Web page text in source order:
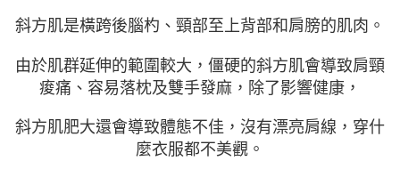
斜方肌是橫跨後腦杓、頸部至上背部和肩膀的肌肉。
由於肌群延伸的範圍較大，僵硬的斜方肌會導致肩頸
痠痛、容易落枕及雙手發麻，除了影響健康，
斜方肌肥大還會導致體態不佳，沒有漂亮肩線，穿什
麼衣服都不美觀。